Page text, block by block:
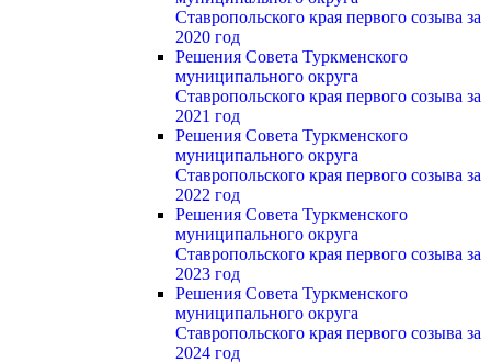
Ставропольского края первого созыва за
2020 год
Решения Совета Туркменского
муниципального округа
Ставропольского края первого созыва за
2021 год
Решения Совета Туркменского
муниципального округа
Ставропольского края первого созыва за
2022 год
Решения Совета Туркменского
муниципального округа
Ставропольского края первого созыва за
2023 год
Решения Совета Туркменского
муниципального округа
Ставропольского края первого созыва за
2024 год